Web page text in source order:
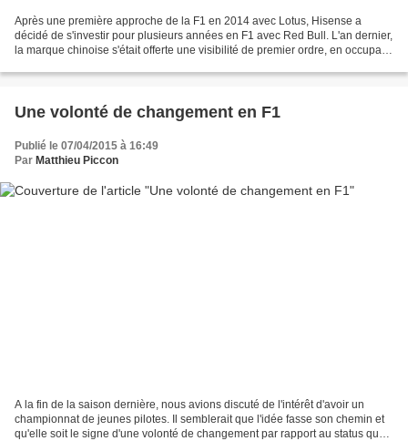
Après une première approche de la F1 en 2014 avec Lotus, Hisense a
décidé de s'investir pour plusieurs années en F1 avec Red Bull. L'an dernier,
la marque chinoise s'était offerte une visibilité de premier ordre, en occupant
Une volonté de changement en F1
Publié le 07/04/2015 à 16:49
Par Matthieu Piccon
A la fin de la saison dernière, nous avions discuté de l'intérêt d'avoir un
championnat de jeunes pilotes. Il semblerait que l'idée fasse son chemin et
qu'elle soit le signe d'une volonté de changement par rapport au status quo.